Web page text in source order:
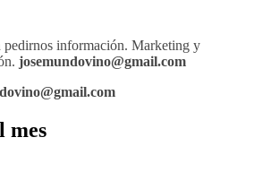
pedirnos información. Marketing y
josemundovino@gmail.com
mes